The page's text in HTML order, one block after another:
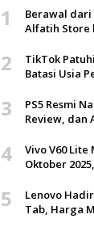
1
Berawal dari
Alfatih Store
2
TikTok
Batasi Usia
3
PS5 Resmi
Review, dan
4
Vivo V60
Oktober
5
Lenovo
Tab, Harga